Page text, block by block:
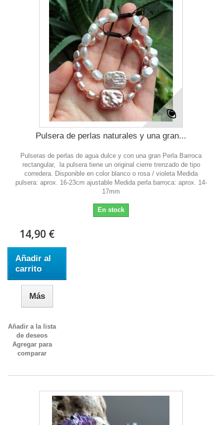
Pulsera de perlas naturales y una gran...
Pulseras de perlas de agua dulce y con una gran Perla Barroca
rectangular, la pulsera tiene un original cierre trenzado de tipo
corredera. Disponible en color blanco o rosa / violeta Medida
pulsera: aprox. 16-23cm ajustable Medida perla barroca: aprox. 14-
17mm
En stock
14,90 €
Añadir al
carrito
Más
Añadir a la lista
de deseos
Agregar para
comparar